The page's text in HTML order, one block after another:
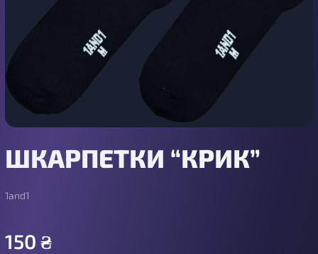
ШКАРПЕТКИ “КРИК”
1and1
150 ₴